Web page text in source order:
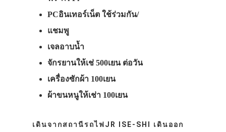
PCอินเทอร์เน็ต ใช้ร่วมกัน/
แชมพู
เจลอาบน้ำ
จักรยานให้เช่ 500เยน ต่อวัน
เครื่องซักผ้า 100เยน
ผ้าขนหนูให้เช่า 100เยน
เดินจากสถานีรถไฟJR ISE-SHI เดินออก